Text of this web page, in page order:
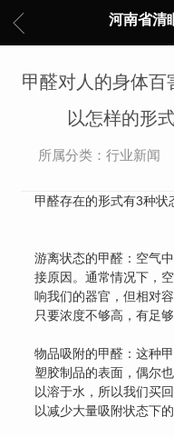
河南省清
甲醛对人的身体百
以怎样的形
所属分类：行业新闻
甲醛存在的形式有3种状
游离状态的甲醛：空气
接原因。通常情况下，
响我们的器官，但相对
只要浓度不够高，有足
物品吸附的甲醛：这种
塑胶制品的表面，偶尔
以溶于水，所以我们买
以减少大量吸附状态下的